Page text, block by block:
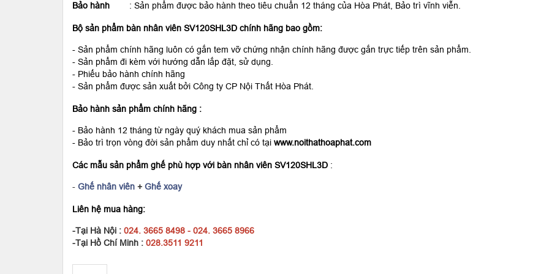
Bảo hành : Sản phẩm được bảo hành theo tiêu chuẩn 12 tháng của Hòa Phát, Bảo trì vĩnh viễn.
Bộ sản phẩm bàn nhân viên SV120SHL3D chính hãng bao gồm:
- Sản phẩm chính hãng luôn có gắn tem vỡ chứng nhận chính hãng được gắn trực tiếp trên sản phẩm.
- Sản phẩm đi kèm với hướng dẫn lắp đặt, sử dụng.
- Phiếu bảo hành chính hãng
- Sản phẩm được sản xuất bởi Công ty CP Nội Thất Hòa Phát.
Bảo hành sản phẩm chính hãng :
- Bảo hành 12 tháng từ ngày quý khách mua sản phẩm
- Bảo trì trọn vòng đời sản phẩm duy nhất chỉ có tại www.noithathoaphat.com
Các mẫu sản phẩm ghế phù hợp với bàn nhân viên SV120SHL3D :
- Ghế nhân viên + Ghế xoay
Liên hệ mua hàng:
-Tại Hà Nội : 024. 3665 8498 - 024. 3665 8966
-Tại Hồ Chí Minh : 028.3511 9211